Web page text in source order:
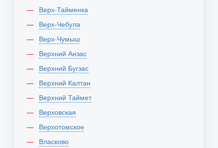
Верх-Тайменка
Верх-Чебула
Верх-Чумыш
Верхний Анзас
Верхний Бугзас
Верхний Калтан
Верхний Таймет
Верховская
Верхотомское
Власково